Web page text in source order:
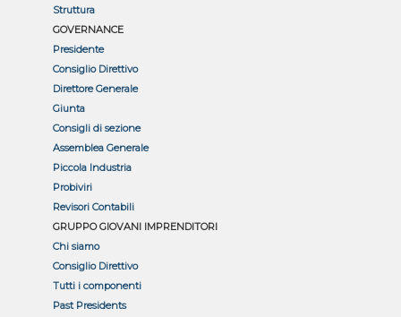
Struttura
GOVERNANCE
Presidente
Consiglio Direttivo
Direttore Generale
Giunta
Consigli di sezione
Assemblea Generale
Piccola Industria
Probiviri
Revisori Contabili
GRUPPO GIOVANI IMPRENDITORI
Chi siamo
Consiglio Direttivo
Tutti i componenti
Past Presidents